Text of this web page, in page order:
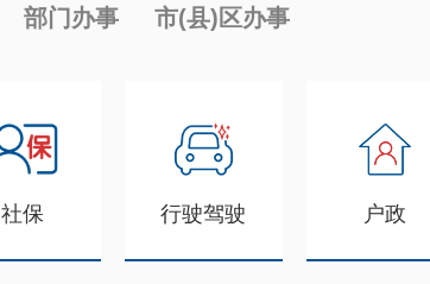
部门办事 市(县)区办事
社保 行驶驾驶 户政